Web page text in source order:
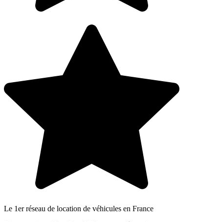
Le 1er réseau de location de véhicules en France